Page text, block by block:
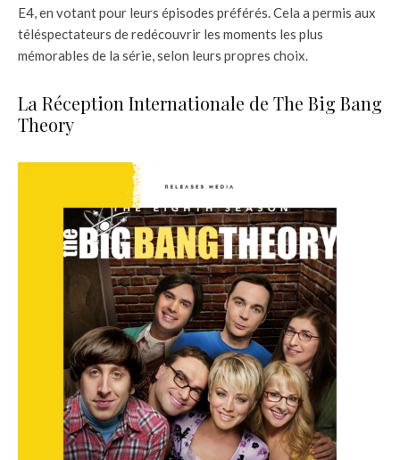
E4, en votant pour leurs épisodes préférés. Cela a permis aux
téléspectateurs de redécouvrir les moments les plus
mémorables de la série, selon leurs propres choix.
La Réception Internationale de The Big Bang
Theory